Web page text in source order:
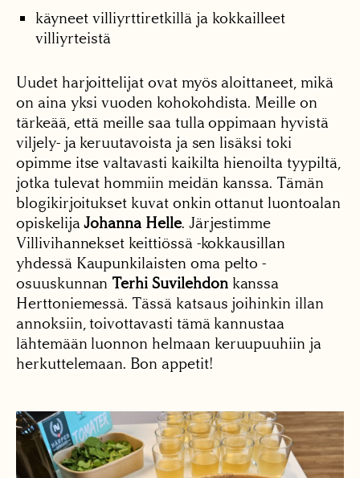
käyneet villiyrttiretkillä ja kokkailleet
villiyrteistä
Uudet harjoittelijat ovat myös aloittaneet, mikä
on aina yksi vuoden kohokohdista. Meille on
tärkeää, että meille saa tulla oppimaan hyvistä
viljely- ja keruutavoista ja sen lisäksi toki
opimme itse valtavasti kaikilta hienoilta tyypiltä,
jotka tulevat hommiin meidän kanssa. Tämän
blogikirjoitukset kuvat onkin ottanut luontoalan
opiskelijaJohanna Helle. Järjestimme
Villivihannekset keittiössä -kokkausillan
yhdessä Kaupunkilaisten oma pelto -
osuuskunnan Terhi Suvilehdonkanssa
Herttoniemessä. Tässä katsaus joihinkin illan
annoksiin, toivottavasti tämä kannustaa
lähtemään luonnon helmaan keruupuuhiin ja
herkuttelemaan. Bon appetit!